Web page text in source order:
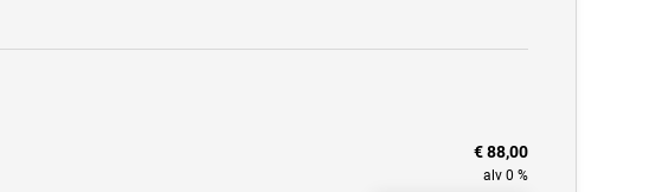
€ 88,00
alv 0 %